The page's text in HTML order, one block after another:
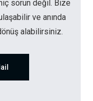
sorun değil. Bize
ve anında
alabilirsiniz.